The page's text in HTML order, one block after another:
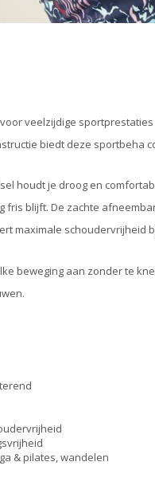
veelzijdige
biedt deze sportbeha
houdt je droog en
fris blijft. De zachte
maximale schoudervrijheid
beweging aan zonder te
& pilates, wandelen